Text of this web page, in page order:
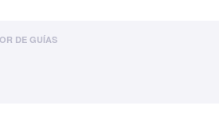
DE GUÍAS